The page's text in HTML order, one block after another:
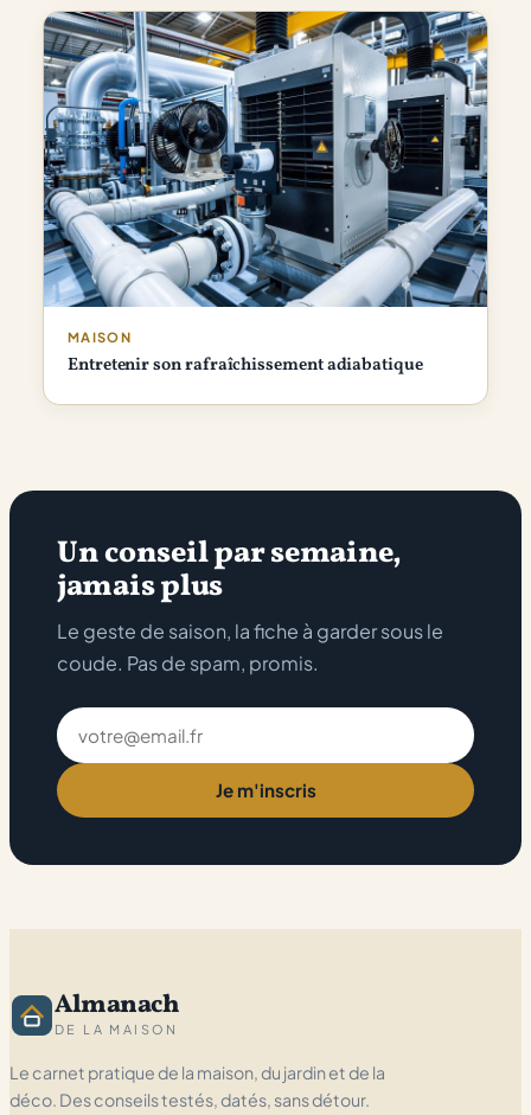
MAISON
Entretenir son rafraîchissement adiabatique
Un conseil par semaine,
jamais plus
Le geste de saison, la fiche à garder sous le
coude. Pas de spam, promis.
Adresse
email
Je m'inscris
Almanach
DE LA MAISON
Le carnet pratique de la maison, du jardin et de la
déco. Des conseils testés, datés, sans détour.